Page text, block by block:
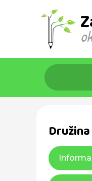
Družina